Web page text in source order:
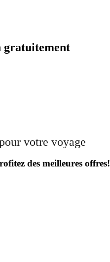
gratuitement
votre voyage
des meilleures offres!